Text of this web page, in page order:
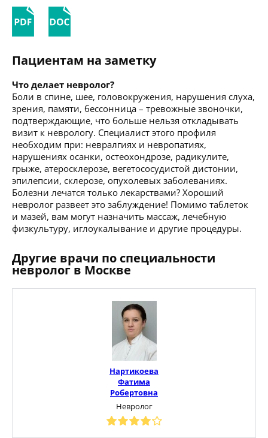
Пациентам на заметку
Что делает невролог?
Боли в спине, шее, головокружения, нарушения слуха,
зрения, памяти, бессонница – тревожные звоночки,
подтверждающие, что больше нельзя откладывать
визит к неврологу. Специалист этого профиля
необходим при: невралгиях и невропатиях,
нарушениях осанки, остеохондрозе, радикулите,
грыже, атеросклерозе, вегетососудистой дистонии,
эпилепсии, склерозе, опухолевых заболеваниях.
Болезни лечатся только лекарствами? Хороший
невролог развеет это заблуждение! Помимо таблеток
и мазей, вам могут назначить массаж, лечебную
физкультуру, иглоукалывание и другие процедуры.
Другие врачи по специальности
невролог в Москве
Нартикоева
Фатима
Робертовна
Невролог